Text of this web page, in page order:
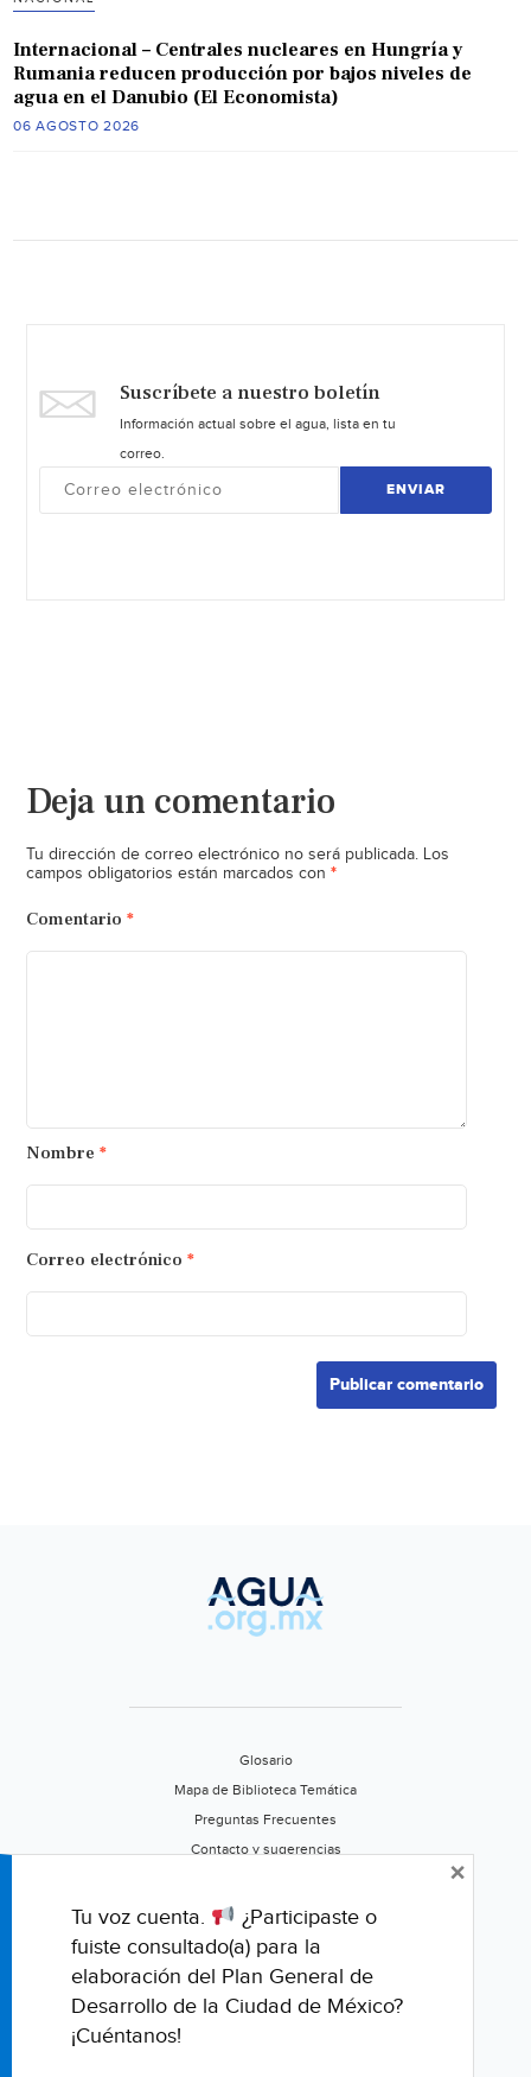
Internacional – Centrales nucleares en Hungría y
Rumania reducen producción por bajos niveles de
agua en el Danubio (El Economista)
06 AGOSTO 2026
Suscríbete a nuestro boletín
Información actual sobre el agua, lista en tu
correo.
ENVIAR
Deja un comentario
Tu dirección de correo electrónico no será publicada. Los
campos obligatorios están marcados con *
Comentario *
Nombre *
Correo electrónico *
Glosario
Mapa de Biblioteca Temática
Preguntas Frecuentes
Contacto y sugerencias
Califica este portal
Tu voz cuenta.
¿Participaste o
fuiste consultado(a) para la
elaboración del Plan General de
Desarrollo de la Ciudad de México?
¡Cuéntanos!
×